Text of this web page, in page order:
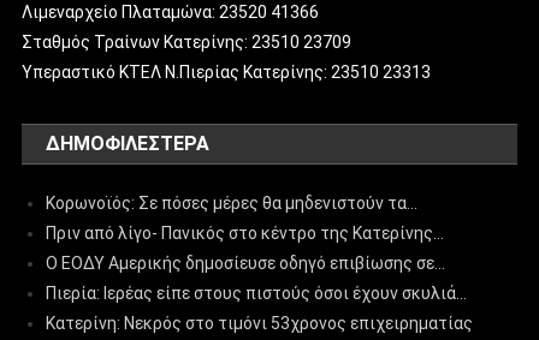
Λιμεναρχείο Πλαταμώνα: 23520 41366
Σταθμός Τραίνων Κατερίνης: 23510 23709
Υπεραστικό ΚΤΕΛ Ν.Πιερίας Κατερίνης: 23510 23313
ΔΗΜΟΦΙΛΈΣΤΕΡΑ
Κορωνοϊός: Σε πόσες μέρες θα μηδενιστούν τα…
Πριν από λίγο- Πανικός στο κέντρο της Κατερίνης…
Ο ΕΟΔΥ Αμερικής δημοσίευσε οδηγό επιβίωσης σε…
Πιερία: Ιερέας είπε στους πιστούς όσοι έχουν σκυλιά…
Κατερίνη: Νεκρός στο τιμόνι 53χρονος επιχειρηματίας